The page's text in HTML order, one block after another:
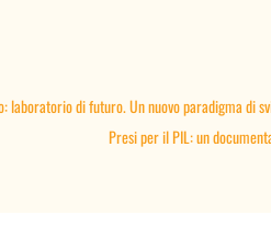
di futuro. Un nuovo paradigma di
Presi per il PIL: un